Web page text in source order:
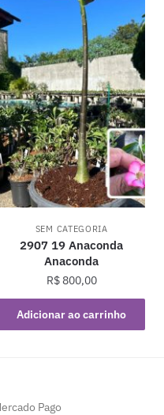
SEM CATEGORIA
2907 19 Anaconda
Anaconda
R$800,00
Adicionar ao carrinho
Pago